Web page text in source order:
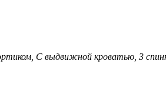
С выдвижной кроватью, 3